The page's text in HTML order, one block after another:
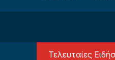
Τελευταίες
Επιστρέφει και πάει